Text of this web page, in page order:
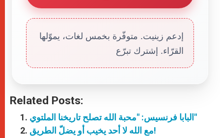
إدعم زينيت. متوفّرة بخمس لغات، يموّلها
القرّاء. إشترك تبرّع
Related Posts:
البابا فرنسيس: "محبة الله تصلح تاريخنا الملتوي"
مع الله لا أحد يخيب أو يضلّ الطريق!